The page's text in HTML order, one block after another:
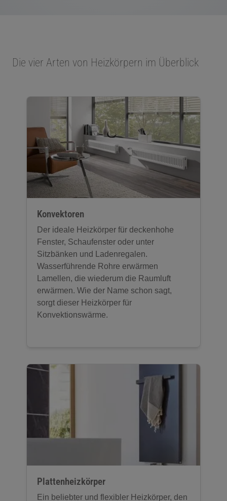
Die vier Arten von Heizkörpern im Überblick
Konvektoren
Der ideale Heizkörper für deckenhohe
Fenster, Schaufenster oder unter
Sitzbänken und Ladenregalen.
Wasserführende Rohre erwärmen
Lamellen, die wiederum die Raumluft
erwärmen. Wie der Name schon sagt,
sorgt dieser Heizkörper für
Konvektionswärme.
Plattenheizkörper
Ein beliebter und flexibler Heizkörper, den